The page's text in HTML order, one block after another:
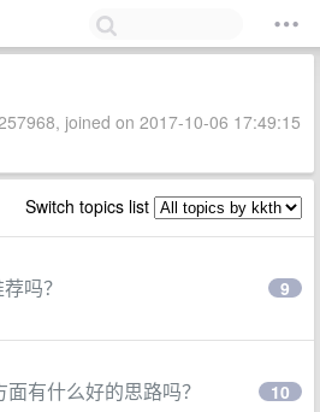
joined on 2017-10-06 17:49:15
Switch topics list
吗？ 9
有什么好的思路吗？ 10